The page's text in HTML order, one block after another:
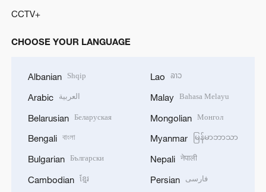
CCTV+
CHOOSE YOUR LANGUAGE
Albanian Shqip
Arabic العربية
Belarusian Беларуская
Bengali বাংলা
Bulgarian Български
Cambodian ខ្មែរ
Lao ລາວ
Malay Bahasa Melayu
Mongolian Монгол
Myanmar မြန်မာဘာသာ
Nepali नेपाली
Persian فارسی